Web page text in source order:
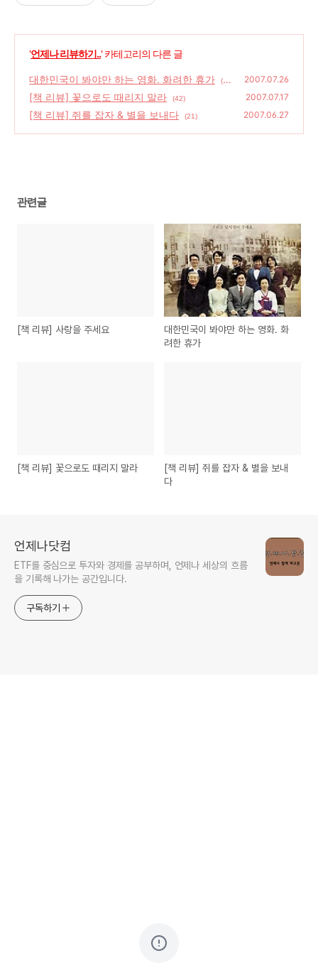
'언제나 리뷰하기..' 카테고리의 다른 글
대한민국이 봐야만 하는 영화. 화려한 휴가
(4
1)
2007.07.26
[책 리뷰] 꽃으로도 때리지 말라 (42) 2007.07.17
[책 리뷰] 쥐를 잡자 & 별을 보내다 (21) 2007.06.27
관련글
[책 리뷰] 사랑을 주세요
대한민국이 봐야만 하는 영화. 화
려한 휴가
[책 리뷰] 꽃으로도 때리지 말라
[책 리뷰] 쥐를 잡자 & 별을 보내
다
언제나닷컴
ETF를 중심으로 투자와 경제를 공부하며, 언제나 세상의 흐름
을 기록해 나가는 공간입니다.
구독하기